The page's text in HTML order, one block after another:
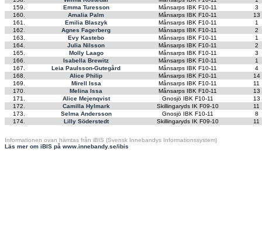
159.
Emma Turesson Månsarps IBK F10-11
3
160.
Amalia Palm Månsarps IBK F10-11
13
161.
Emilia Blaszyk Månsarps IBK F10-11
1
162.
Agnes Fagerberg Månsarps IBK F10-11
2
163.
Evy Kastebo Månsarps IBK F10-11
1
164.
Julia Nilsson Månsarps IBK F10-11
2
165.
Molly Laago Månsarps IBK F10-11
3
166.
Isabella Brewitz Månsarps IBK F10-11
1
167.
Leia Paulsson-Gutegård Månsarps IBK F10-11
4
168.
Alice Philip Månsarps IBK F10-11
14
169.
Mirell Issa Månsarps IBK F10-11
11
170.
Melina Issa Månsarps IBK F10-11
13
171.
Alice Mejenqvist Gnosjö IBK F10-11
13
172.
Camilla Hylmark Skillingaryds IK F09-10
11
173.
Selma Andersson Gnosjö IBK F10-11
8
174.
Lilly Söderstedt Skillingaryds IK F09-10 11
Informationen ovan hämtas från iBIS (Svensk Innebandys Informationssystem)
Läs mer om iBIS på www.innebandy.se/ibis